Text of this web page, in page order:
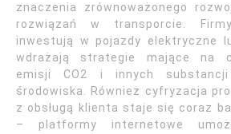
znaczenia zrównoważonego
rozwiązań w transporcie.
inwestują w pojazdy elektryczne
wdrażają strategie mające na
emisji CO2 i innych
środowiska. Również cyfryzacja
z obsługą klienta staje się coraz
– platformy internetowe